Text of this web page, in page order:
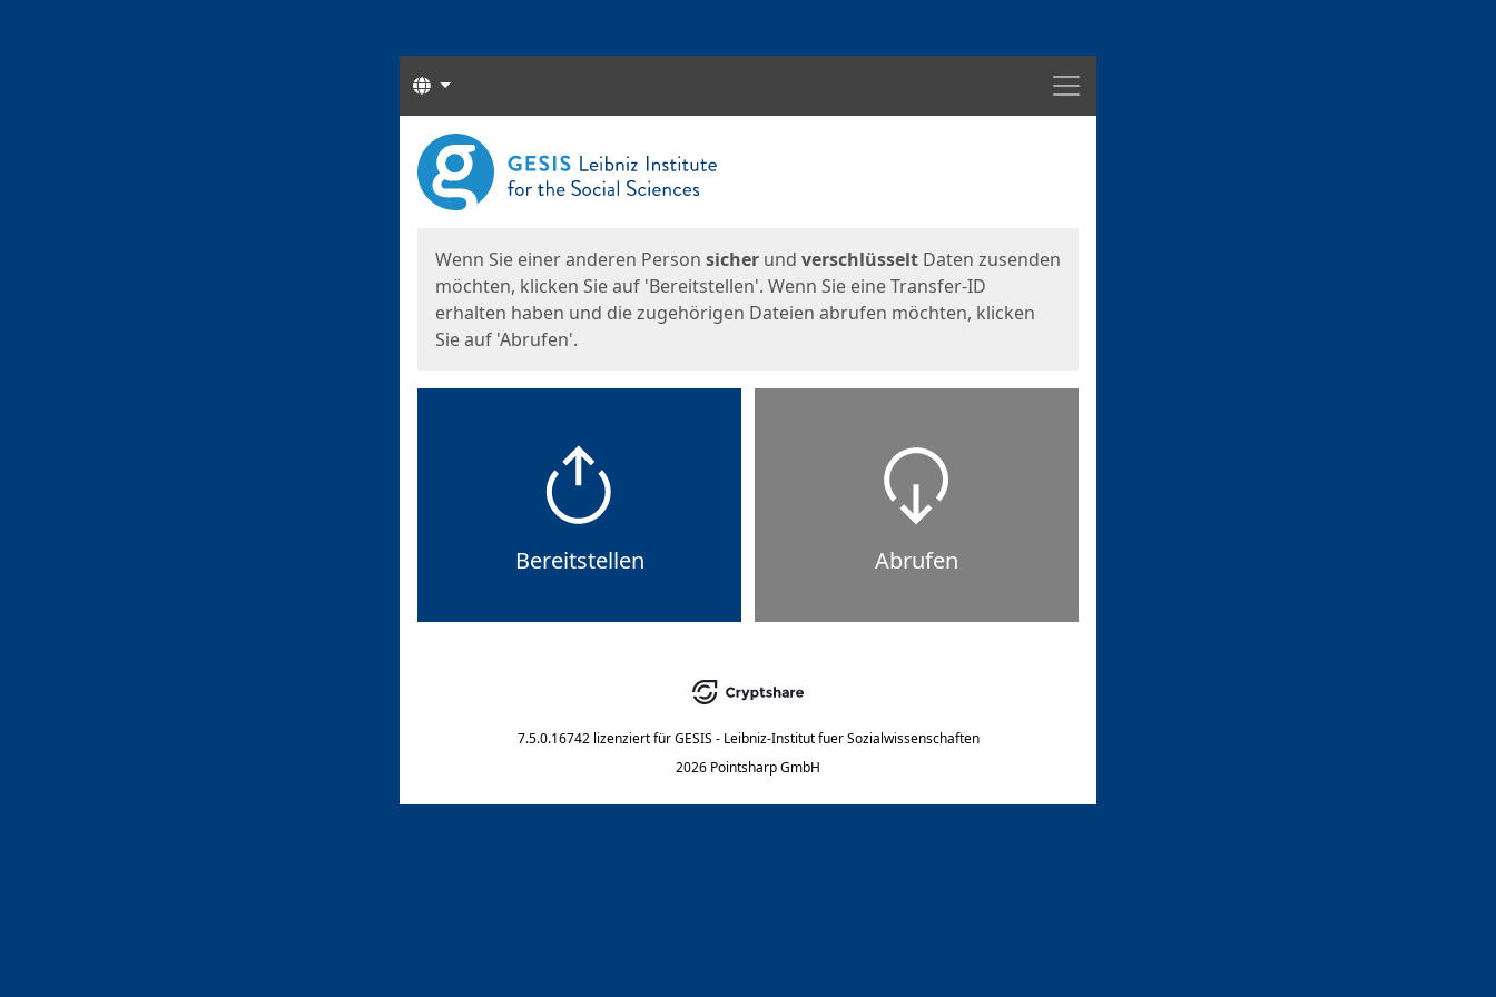
Menü
Sprachen
Start
Wenn Sie einer anderen Person sicher und verschlüsselt Daten zusenden
möchten, klicken Sie auf 'Bereitstellen'. Wenn Sie eine Transfer-ID
erhalten haben und die zugehörigen Dateien abrufen möchten, klicken
Sie auf 'Abrufen'.
Bereitstellen Abrufen
7.5.0.16742 lizenziert für GESIS - Leibniz-Institut fuer Sozialwissenschaften
2026 Pointsharp GmbH